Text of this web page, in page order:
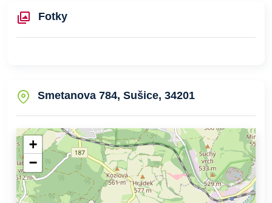
Fotky
Smetanova 784, Sušice, 34201
+
−